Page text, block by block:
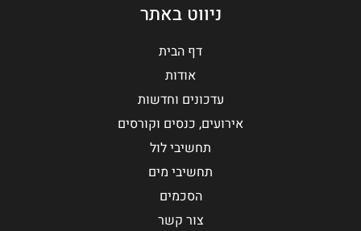
ניווט באתר
דף הבית
אודות
עדכונים וחדשות
אירועים, כנסים וקורסים
תחשיבי לול
תחשיבי מים
הסכמים
צור קשר